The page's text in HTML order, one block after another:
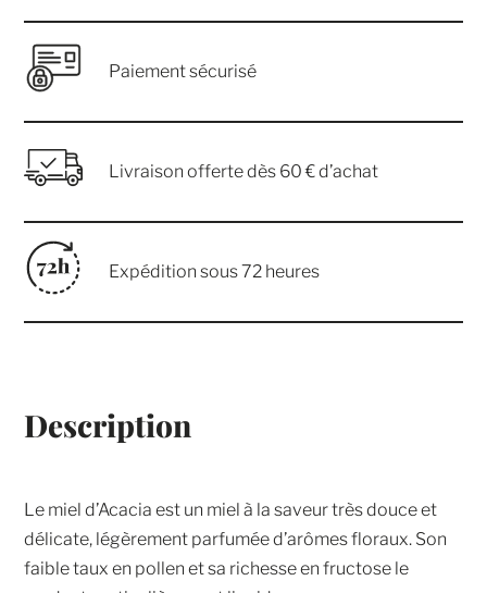
Paiement sécurisé
Livraison offerte dès 60 € d’achat
Expédition sous 72 heures
Description
Le miel d’Acacia est un miel à la saveur très douce et
délicate, légèrement parfumée d’arômes floraux. Son
faible taux en pollen et sa richesse en fructose le